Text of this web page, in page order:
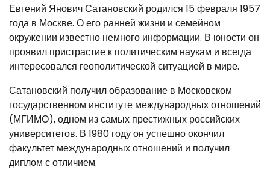
Евгений Янович Сатановский родился 15 февраля 1957
года в Москве. О его ранней жизни и семейном
окружении известно немного информации. В юности он
проявил пристрастие к политическим наукам и всегда
интересовался геополитической ситуацией в мире.
Сатановский получил образование в Московском
государственном институте международных отношений
(МГИМО), одном из самых престижных российских
университетов. В 1980 году он успешно окончил
факультет международных отношений и получил
диплом с отличием.